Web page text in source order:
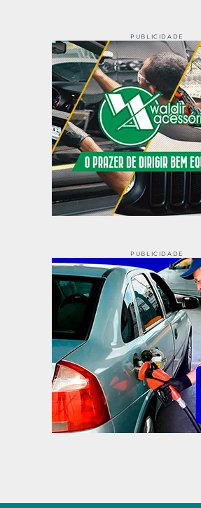
PUBLICIDADE
PUBLICIDADE